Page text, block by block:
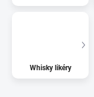
Whisky likéry